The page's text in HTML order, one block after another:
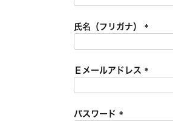
須
氏名（フリガナ）
須
Ｅメールアドレス
パスワード